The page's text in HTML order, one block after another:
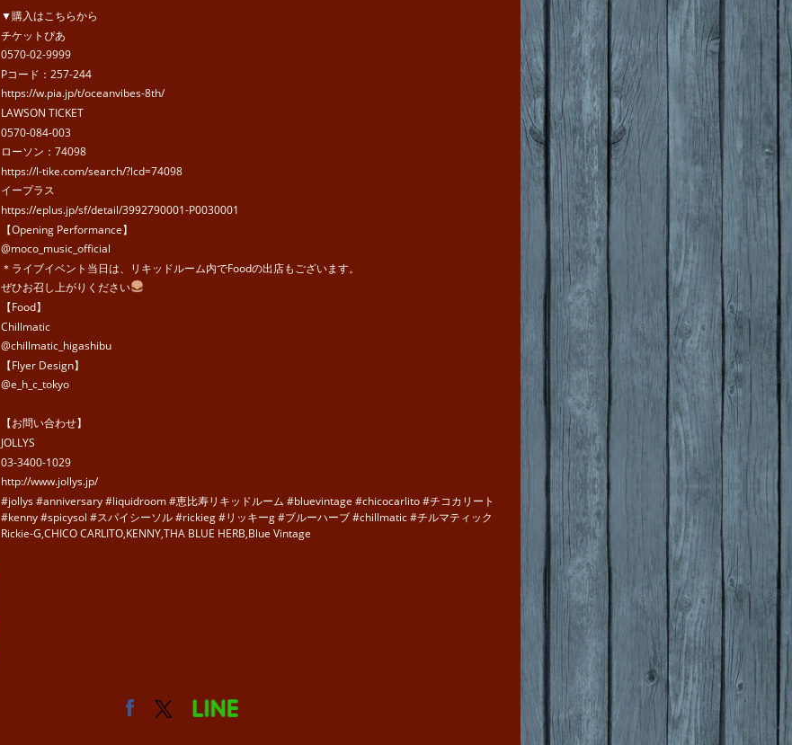
▼購入はこちらから
チケットぴあ
0570-02-9999
Pコード：257-244
https://w.pia.jp/t/oceanvibes-8th/
LAWSON TICKET
0570-084-003
ローソン：74098
https://l-tike.com/search/?lcd=74098
イープラス
https://eplus.jp/sf/detail/3992790001-P0030001
【Opening Performance】
@moco_music_official
＊ライブイベント当日は、リキッドルーム内でFoodの出店もございます。
ぜひお召し上がりください
【Food】
Chillmatic
@chillmatic_higashibu
【Flyer Design】
@e_h_c_tokyo
【お問い合わせ】
JOLLYS
03-3400-1029
http://www.jollys.jp/
#jollys #anniversary #liquidroom #恵比寿リキッドルーム #bluevintage #chicocarlito #チコカリート
#kenny #spicysol #スパイシーソル #rickieg #リッキーg #ブルーハーブ #chillmatic #チルマティック
Rickie-G,CHICO CARLITO,KENNY,THA BLUE HERB,Blue Vintage